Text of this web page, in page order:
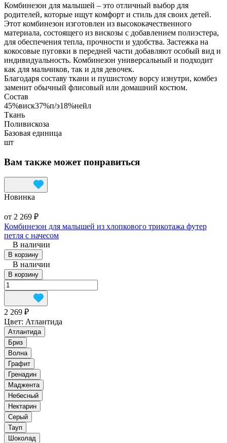
Комбинезон для малышей – это отличный выбор для
родителей, которые ищут комфорт и стиль для своих детей.
Этот комбинезон изготовлен из высококачественного
материала, состоящего из вискозы с добавлением полиэстера,
для обеспечения тепла, прочности и удобства. Застежка на
кокосовые пуговки в передней части добавляют особый вид и
индивидуальность. Комбинезон универсальный и подходит
как для мальчиков, так и для девочек.
Благодаря составу ткани и пушистому ворсу изнутри, комбез
заменит обычный флисовый или домашний костюм.
Состав
45%виск37%п/э18%нейл
Ткань
Поливискоза
Базовая единица
шт
Вам также может понравиться
Новинка
от 2 269 ₽
Комбинезон для малышей из хлопкового трикотажа футер
петля с начесом
В наличии
В корзину
В наличии
В корзину
2 269 ₽
Цвет: Атлантида
Атлантида
Бриз
Волна
Графит
Гренадин
Маджента
Небесный
Нектарин
Серый
Тауп
Шоколад